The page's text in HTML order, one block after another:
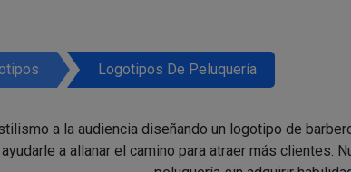
Logotipos De Peluquería
a la audiencia diseñando un logotipo de
a allanar el camino para atraer más